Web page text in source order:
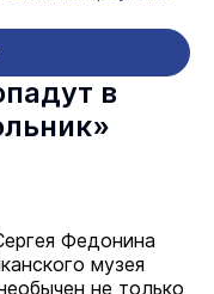
в
Федонина
музея
не только